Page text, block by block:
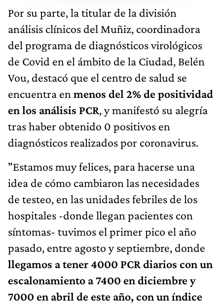
Por su parte, la titular de la división
análisis clínicos del Muñiz, coordinadora
del programa de diagnósticos virológicos
de Covid en el ámbito de la Ciudad, Belén
Vou, destacó que el centro de salud se
encuentra en menos del 2% de positividad
en los análisis PCR, y manifestó su alegría
tras haber obtenido 0 positivos en
diagnósticos realizados por coronavirus.
"Estamos muy felices, para hacerse una
idea de cómo cambiaron las necesidades
de testeo, en las unidades febriles de los
hospitales -donde llegan pacientes con
síntomas- tuvimos el primer pico el año
pasado, entre agosto y septiembre, donde
llegamos a tener 4000 PCR diarios con un
escalonamiento a 7400 en diciembre y
7000 en abril de este año, con un índice